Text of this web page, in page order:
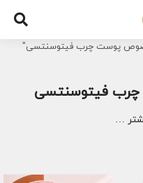
پوست چرب فیتوسنتسی"
فیتوسنتسی
…